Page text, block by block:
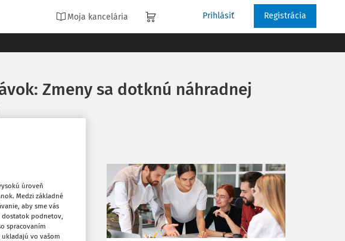
Moja kancelária Prihlásiť Registrácia
Zmeny sa dotknú náhradnej
Vytlačiť
Obľúbené
úroveň
Medzi základné
aby sme vás
dostatok podnetov,
spracovaním
vo vašom